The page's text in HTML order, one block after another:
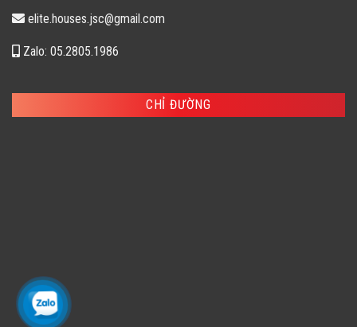
elite.houses.jsc@gmail.com
Zalo: 05.2805.1986
CHỈ ĐƯỜNG